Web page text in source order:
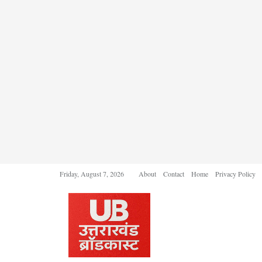
Friday, August 7, 2026 About Contact Home Privacy Policy